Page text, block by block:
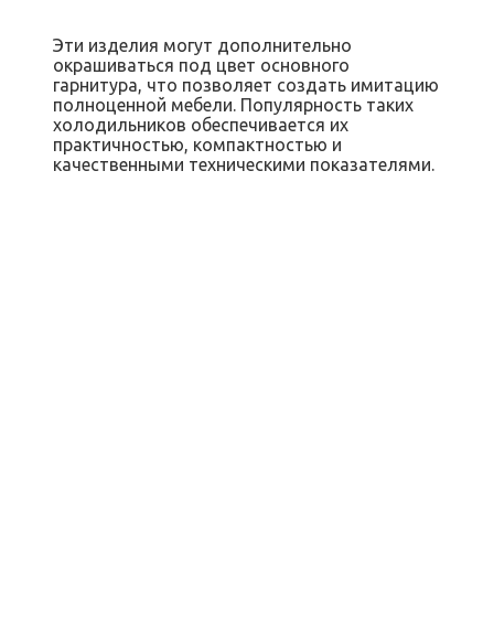
Эти изделия могут дополнительно
окрашиваться под цвет основного
гарнитура, что позволяет создать имитацию
полноценной мебели. Популярность таких
холодильников обеспечивается их
практичностью, компактностью и
качественными техническими показателями.